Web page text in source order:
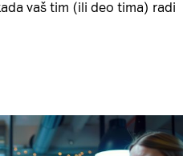
vaš tim (ili deo tima) radi